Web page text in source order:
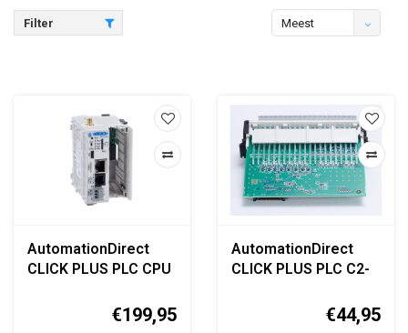
Filter
Meest
AutomationDirect
CLICK PLUS PLC CPU
€199,95
AutomationDirect
CLICK PLUS PLC C2-
Combo Module)€44,95